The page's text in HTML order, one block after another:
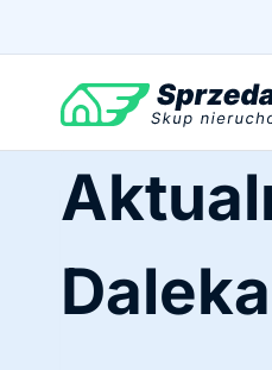
Daleka